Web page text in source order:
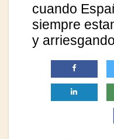
cuando
siempre
y